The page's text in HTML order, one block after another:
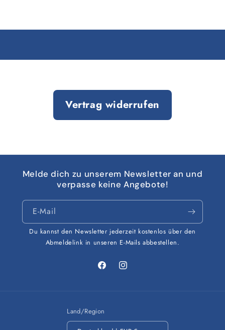
Vertrag widerrufen
Melde dich zu unserem Newsletter an und
verpasse keine Angebote!
E-Mail
Du kannst den Newsletter jederzeit kostenlos über den
Abmeldelink in unseren E-Mails abbestellen.
FacebookInstagram
Land/Region